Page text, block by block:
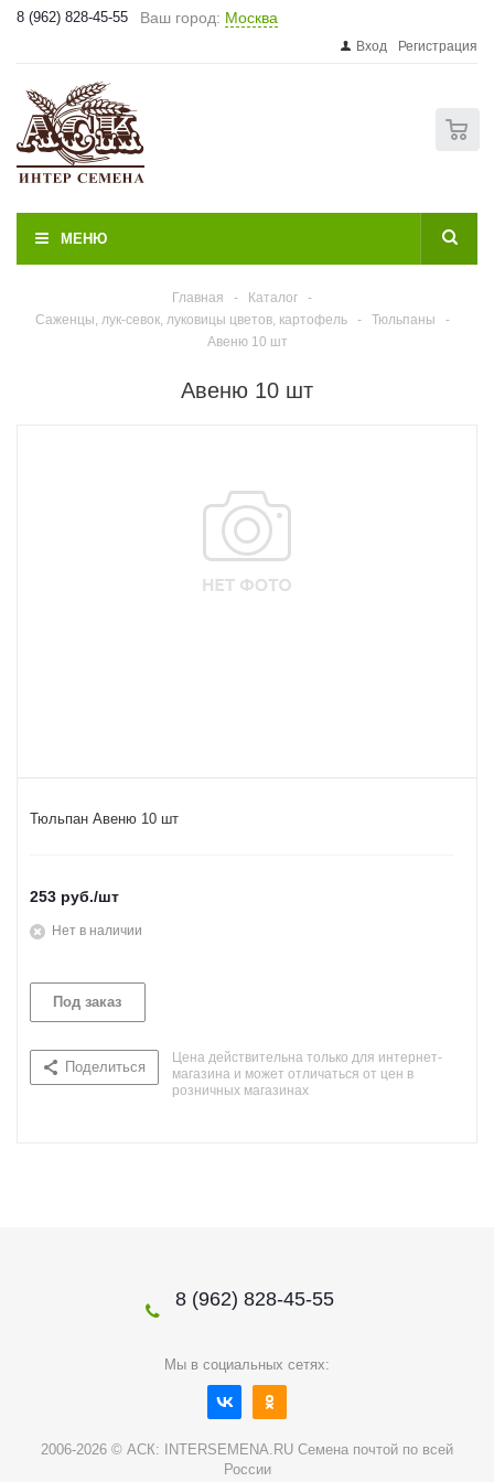
8 (962) 828-45-55 Ваш город: Москва
Вход Регистрация
МЕНЮ
Главная - Каталог
-
Саженцы, лук-севок, луковицы цветов, картофель
- Тюльпаны
-
Авеню 10 шт
Авеню 10 шт
Тюльпан Авеню 10 шт
253 руб./шт
Нет в наличии
Под заказ
Поделиться
Цена действительна только для интернет-
магазина и может отличаться от цен в
розничных магазинах
8 (962) 828-45-55
Мы в социальных сетях:
2006-2026 © АСК: INTERSEMENA.RU Семена почтой по всей
России